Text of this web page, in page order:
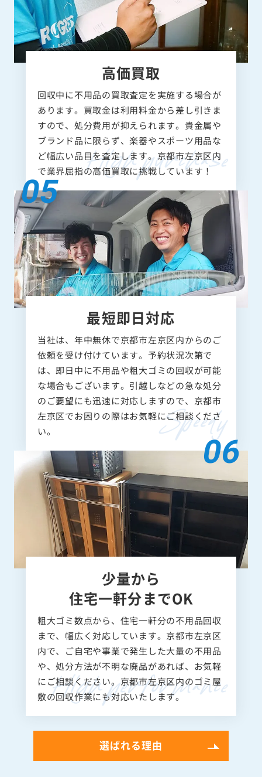
高価買取
回収中に不用品の買取査定を実施する場合が
あります。買取金は利用料金から差し引きま
すので、処分費用が抑えられます。貴金属や
ブランド品に限らず、楽器やスポーツ用品な
ど幅広い品目を査定します。京都市左京区内
で業界屈指の高価買取に挑戦しています！
最短即日対応
当社は、年中無休で京都市左京区内からのご
依頼を受け付けています。予約状況次第で
は、即日中に不用品や粗大ゴミの回収が可能
な場合もございます。引越しなどの急な処分
のご要望にも迅速に対応しますので、京都市
左京区でお困りの際はお気軽にご相談くださ
い。
少量から
住宅一軒分までOK
粗大ゴミ数点から、住宅一軒分の不用品回収
まで、幅広く対応しています。京都市左京区
内で、ご自宅や事業で発生した大量の不用品
や、処分方法が不明な廃品があれば、お気軽
にご相談ください。京都市左京区内のゴミ屋
敷の回収作業にも対応いたします。
選ばれる理由